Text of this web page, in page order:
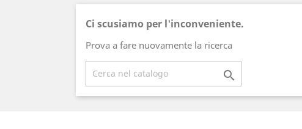
Ci scusiamo per l'inconveniente.
Prova a fare nuovamente la ricerca
